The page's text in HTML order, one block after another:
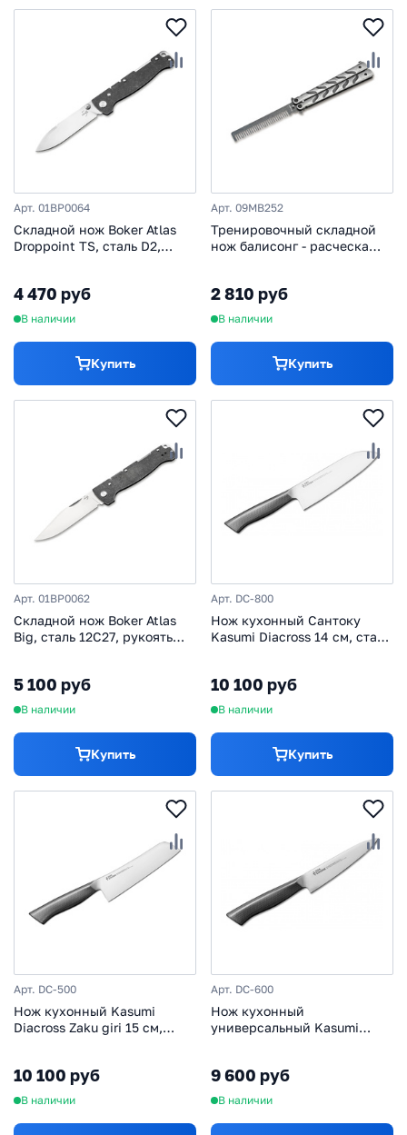
Арт. 01BP0064
Складной нож Boker Atlas
Droppoint TS, сталь D2,
4 470 руб
В наличии
Купить
Арт. 09MB252
Тренировочный складной
нож балисонг - расческа
2 810 руб
В наличии
Купить
Арт. 01BP0062
Складной нож Boker Atlas
Big, сталь 12С27, рукоять
5 100 руб
В наличии
Купить
Арт. DC-800
Нож кухонный Сантоку
Kasumi Diacross 14 см, сталь
10 100 руб
В наличии
Купить
Арт. DC-500
Нож кухонный Kasumi
Diacross Zaku giri 15 см,
10 100 руб
В наличии
Арт. DC-600
Нож кухонный
универсальный Kasumi
9 600 руб
В наличии